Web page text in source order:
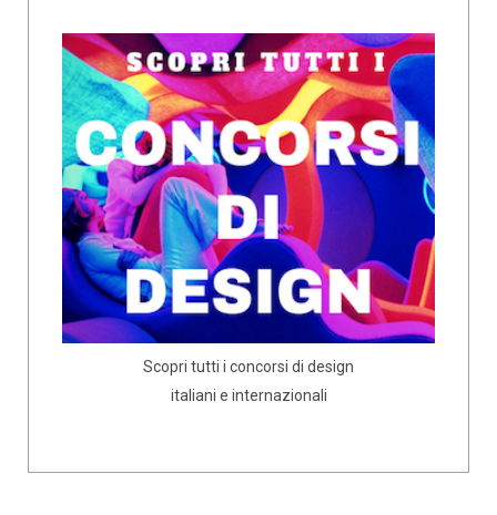
Scopri tutti i concorsi di design
italiani e internazionali